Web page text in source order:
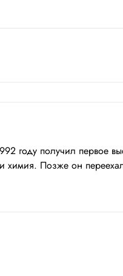
году получил первое
химия. Позже он